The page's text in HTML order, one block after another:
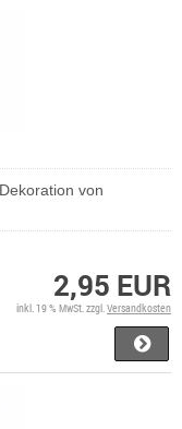
von
2,95 EUR
inkl. 19 % MwSt. zzgl.Versandkosten